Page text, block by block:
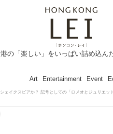
の「楽しい」をいっぱい詰め込ん
Art Entertainment Event
イクスピアか？ 記号としての「ロメオとジュリエット